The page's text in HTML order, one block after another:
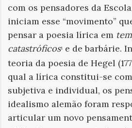
com os pensadores da
iniciam esse “movimento”
pensar a poesia lírica em
catastróficos¹ e de barbárie.
teoria da poesia de Hegel
qual a lírica constitui-se
subjetiva e individual, os
idealismo alemão foram
articular um novo